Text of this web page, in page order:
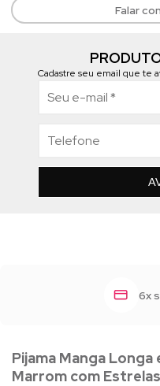
Falar
Cadastre seu email que te
6x
Pijama Manga Longa
Marrom com Estrelas